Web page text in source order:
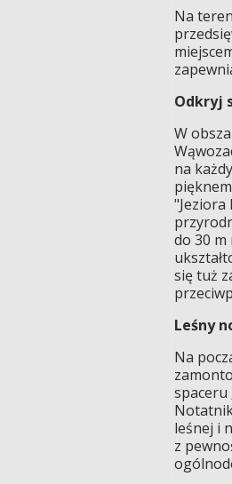
Na
Odkryj
W
na
"Jeziora
do 30 m
się tuż
Leśny
Na
spaceru
leśnej i
z